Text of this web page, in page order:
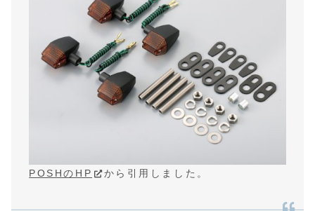
POSHのHP から引用しました。